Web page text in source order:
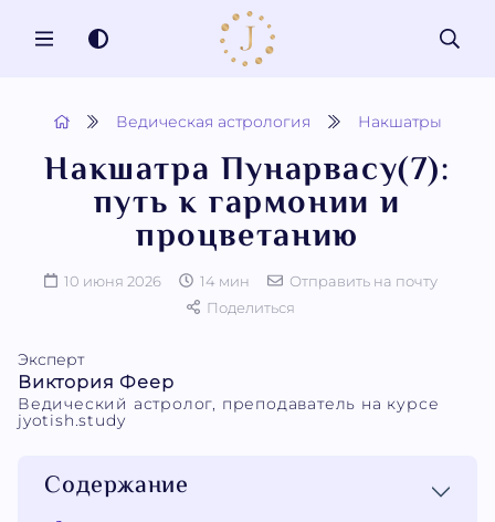
MENU
Ведическая астрология Накшатры
Накшатра Пунарвасу(7):
путь к гармонии и
процветанию
10 июня 2026 14 мин
Отправить на почту
Поделиться
Эксперт
Виктория Феер
Ведический астролог, преподаватель на курсе
jyotish.study
Содержание